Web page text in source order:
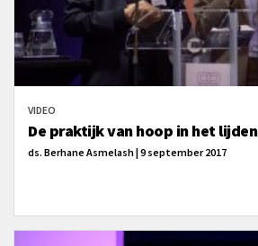
VIDEO
De praktijk van hoop in het lijden
ds. Berhane Asmelash | 9 september 2017